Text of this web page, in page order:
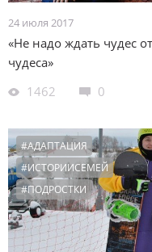
24 июля 2017
«Не надо ждать чудес
чудеса»
1462
0
#АДАПТАЦИЯ
#ИСТОРИИСЕМЕЙ
#ПОДРОСТКИ